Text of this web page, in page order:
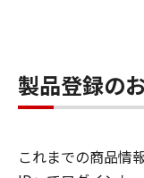
製品登録の
これまでの商品情